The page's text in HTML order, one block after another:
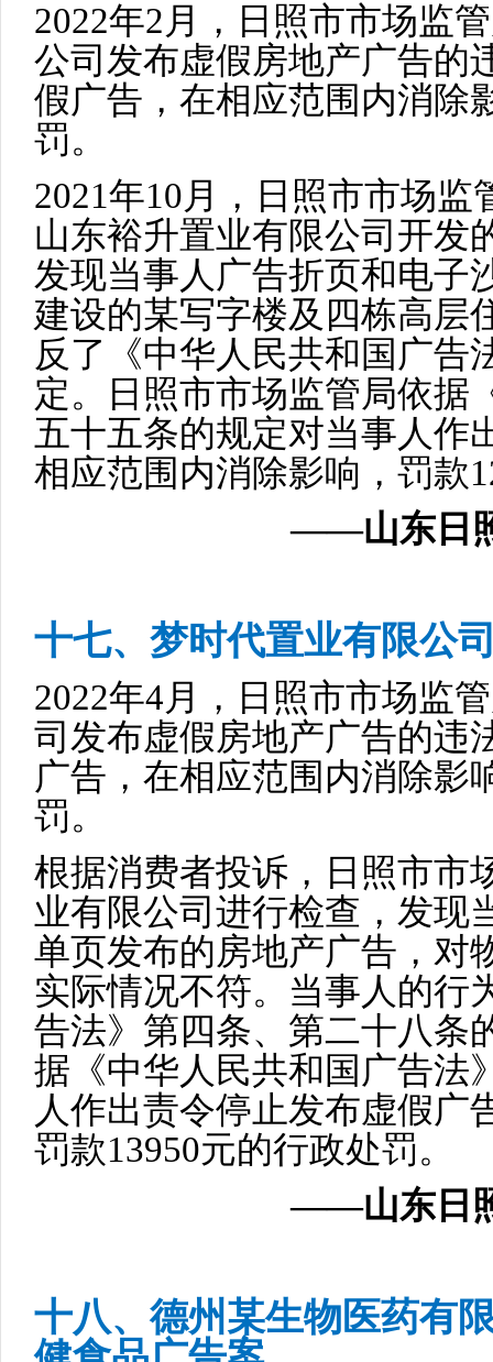
2022年2月，日照市市场监
公司发布虚假房地产广告的
假广告，在相应范围内消除
罚。
2021年10月，日照市市场
山东裕升置业有限公司开发
发现当事人广告折页和电子
建设的某写字楼及四栋高层
反了《中华人民共和国广告
定。日照市市场监管局依据
五十五条的规定对当事人作
相应范围内消除影响，罚款
——山东日
十七、梦时代置业有限公
2022年4月，日照市市场监
司发布虚假房地产广告的违
广告，在相应范围内消除影
罚。
根据消费者投诉，日照市市
业有限公司进行检查，发现
单页发布的房地产广告，对
实际情况不符。当事人的行
告法》第四条、第二十八条
据《中华人民共和国广告法
人作出责令停止发布虚假广
罚款13950元的行政处罚。
——山东日
十八、德州某生物医药有